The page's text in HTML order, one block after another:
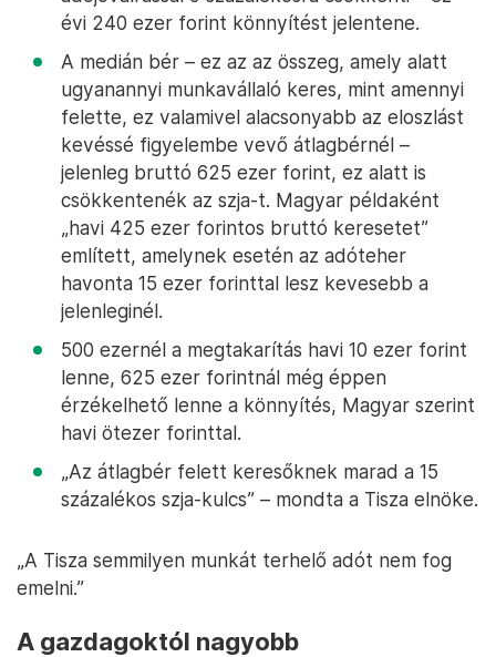
évi 240 ezer forint könnyítést jelentene.
A medián bér – ez az az összeg, amely alatt
ugyanannyi munkavállaló keres, mint amennyi
felette, ez valamivel alacsonyabb az eloszlást
kevéssé figyelembe vevő átlagbérnél –
jelenleg bruttó 625 ezer forint, ez alatt is
csökkentenék az szja-t. Magyar példaként
„havi 425 ezer forintos bruttó keresetet”
említett, amelynek esetén az adóteher
havonta 15 ezer forinttal lesz kevesebb a
jelenleginél.
500 ezernél a megtakarítás havi 10 ezer forint
lenne, 625 ezer forintnál még éppen
érzékelhető lenne a könnyítés, Magyar szerint
havi ötezer forinttal.
„Az átlagbér felett keresőknek marad a 15
százalékos szja-kulcs” – mondta a Tisza elnöke.
„A Tisza semmilyen munkát terhelő adót nem fog
emelni.”
A gazdagoktól nagyobb